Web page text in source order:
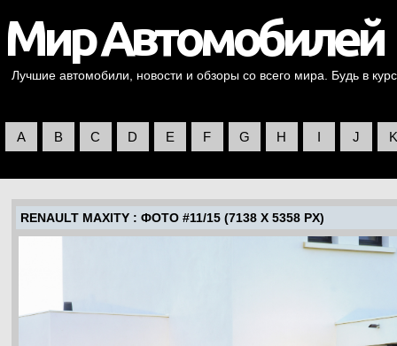
Лучшие автомобили, новости и обзоры со всего мира. Будь в
A B C D E F G H I J K
RENAULT MAXITY : ФОТО #11/15 (7138 X 5358 PX)